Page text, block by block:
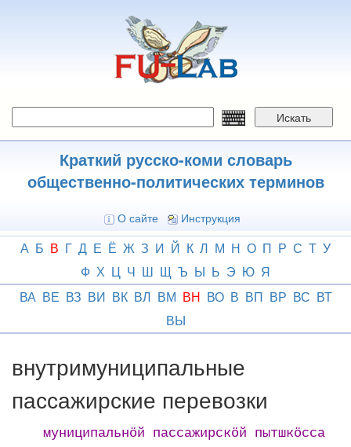
Искать
Краткий русско-коми словарь
общественно-политических терминов
О сайте Инструкция
А Б В Г Д Е Ё Ж З И Й К Л М Н О П Р С Т У
Ф Х Ц Ч Ш Щ Ъ Ы Ь Э Ю Я
ВА ВЕ ВЗ ВИ ВК ВЛ ВМ ВН ВО В ВП ВР ВС ВТ
ВЫ
внутримуниципальные
пассажирские перевозки
муниципальнӧй пассажирскӧй пытшкӧсса